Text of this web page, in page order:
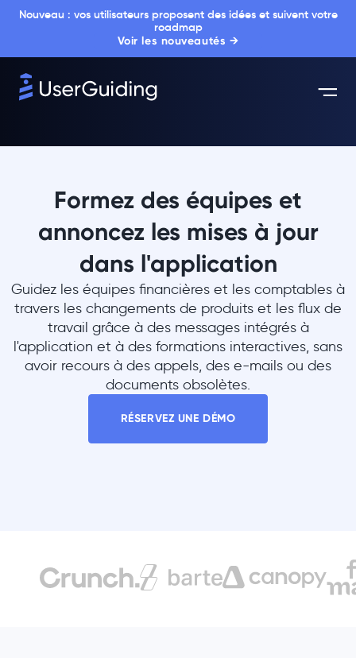
Nouveau : vos utilisateurs proposent des idées et suivent votre
roadmap
Voir les nouveautés →
Formez des équipes et
annoncez les mises à jour
dans l'application
Guidez les équipes financières et les comptables à
travers les changements de produits et les flux de
travail grâce à des messages intégrés à
l'application et à des formations interactives, sans
avoir recours à des appels, des e-mails ou des
documents obsolètes.
RÉSERVEZ UNE DÉMO